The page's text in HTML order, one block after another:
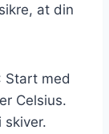
at din
Start med
Celsius.
skiver.